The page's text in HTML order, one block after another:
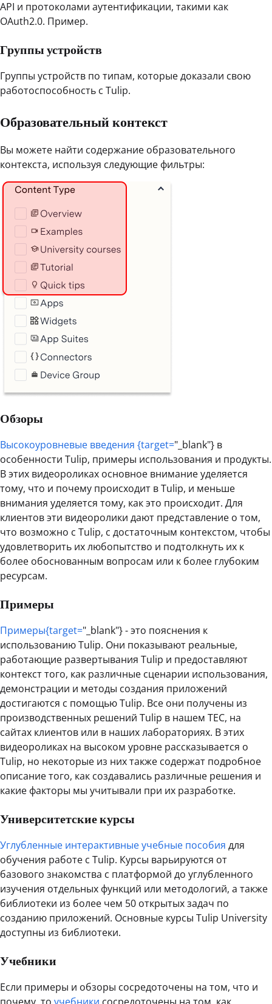
API и протоколами аутентификации, такими как
OAuth2.0. Пример.
Группы устройств
Группы устройств по типам, которые доказали свою
работоспособность с Tulip.
Образовательный контекст
Вы можете найти содержание образовательного
контекста, используя следующие фильтры:
Обзоры
Высокоуровневые введения {target="_blank"} в
особенности Tulip, примеры использования и продукты.
В этих видеороликах основное внимание уделяется
тому, что и почему происходит в Tulip, и меньше
внимания уделяется тому, как это происходит. Для
клиентов эти видеоролики дают представление о том,
что возможно с Tulip, с достаточным контекстом, чтобы
удовлетворить их любопытство и подтолкнуть их к
более обоснованным вопросам или к более глубоким
ресурсам.
Примеры
Примеры{target="_blank"} - это пояснения к
использованию Tulip. Они показывают реальные,
работающие развертывания Tulip и предоставляют
контекст того, как различные сценарии использования,
демонстрации и методы создания приложений
достигаются с помощью Tulip. Все они получены из
производственных решений Tulip в нашем TEC, на
сайтах клиентов или в наших лабораториях. В этих
видеороликах на высоком уровне рассказывается о
Tulip, но некоторые из них также содержат подробное
описание того, как создавались различные решения и
какие факторы мы учитывали при их разработке.
Университетские курсы
Углубленные интерактивные учебные пособия для
обучения работе с Tulip. Курсы варьируются от
базового знакомства с платформой до углубленного
изучения отдельных функций или методологий, а также
библиотеки из более чем 50 открытых задач по
созданию приложений. Основные курсы Tulip University
доступны из библиотеки.
Учебники
Если примеры и обзоры сосредоточены на том, что и